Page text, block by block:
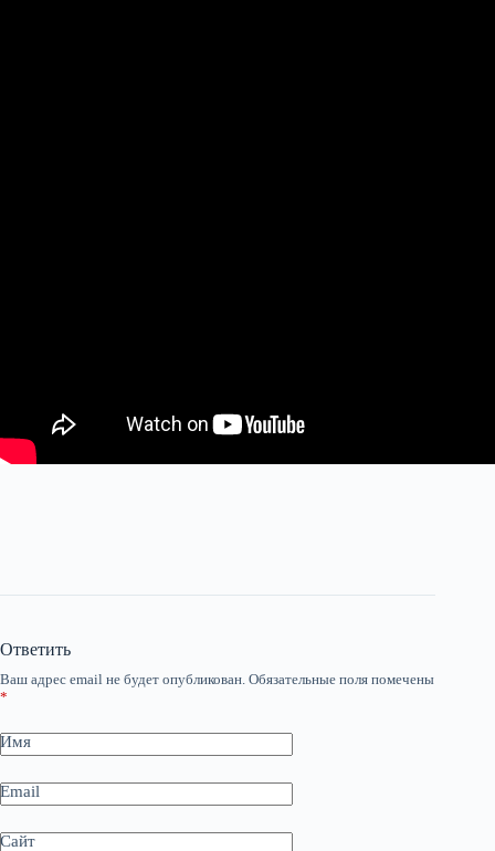
Ответить
Ваш адрес email не будет опубликован. Обязательные поля помечены
*
Имя
Email
Сайт